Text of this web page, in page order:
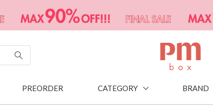
PREORDER CATEGORY BRAND